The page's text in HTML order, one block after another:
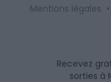
Mentions légales •
Recevez
sorties à